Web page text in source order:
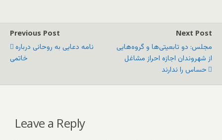
Previous Post
نامه دعایی به روحانی درباره
خاتمی
Next Post
مجلس: دو تابعیتی‌ها و گروه‌هایی
از شهروندان اجازه احراز مشاغل
حساس را ندارند
Leave a Reply